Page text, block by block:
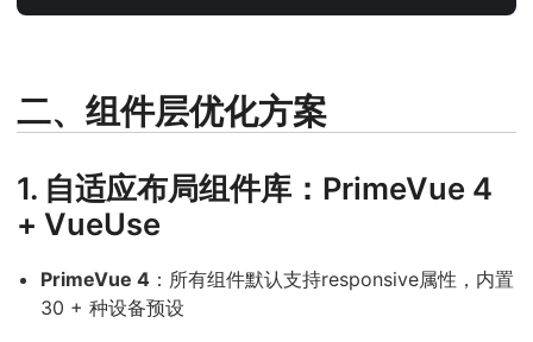
二、组件层优化方案
1. 自适应布局组件库：PrimeVue 4
+ VueUse
PrimeVue 4 ：所有组件默认支持responsive属性，内置
30 + 种设备预设